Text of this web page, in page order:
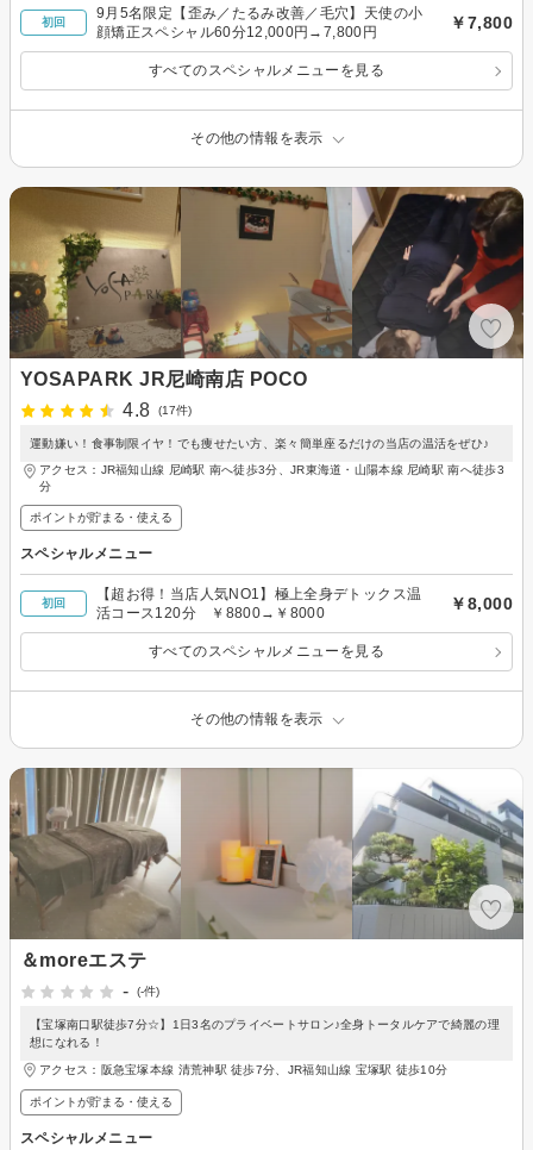
初回
9月5名限定【歪み／たるみ改善／毛穴】天使の小
顔矯正スペシャル60分12,000円→7,800円
￥7,800
すべてのスペシャルメニューを見る
その他の情報を表示
YOSAPARK JR尼崎南店 POCO
4.8
(17件)
運動嫌い！食事制限イヤ！でも痩せたい方、楽々簡単座るだけの当店の温活をぜひ♪
アクセス：JR福知山線 尼崎駅 南へ徒歩3分、JR東海道・山陽本線 尼崎駅 南へ徒歩3
分
ポイントが貯まる・使える
スペシャルメニュー
初回
【超お得！当店人気NO1】極上全身デトックス温
活コース120分 ￥8800→￥8000
￥8,000
すべてのスペシャルメニューを見る
その他の情報を表示
＆moreエステ
-
(-件)
【宝塚南口駅徒歩7分☆】1日3名のプライベートサロン♪全身トータルケアで綺麗の理
想になれる！
アクセス：阪急宝塚本線 清荒神駅 徒歩7分、JR福知山線 宝塚駅 徒歩10分
ポイントが貯まる・使える
スペシャルメニュー